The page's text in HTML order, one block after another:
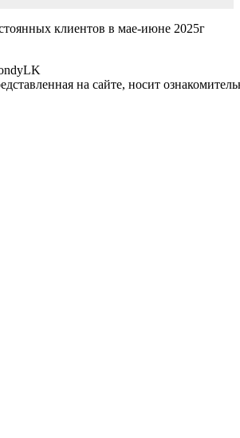
клиентов в мае-июне 2025г
на сайте, носит